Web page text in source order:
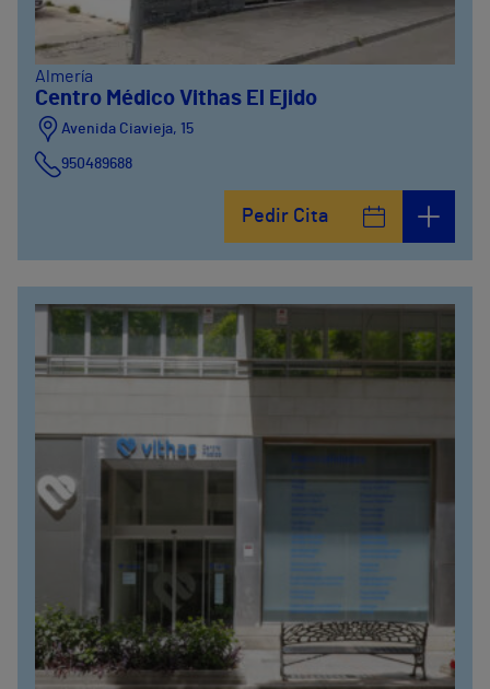
Almería
Centro Médico Vithas El Ejido
Avenida Ciavieja, 15
950489688
Pedir Cita